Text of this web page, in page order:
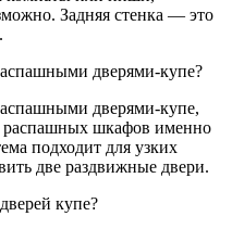
Задняя стенка — это
дверями-купе?
дверями-купе,
распашных шкафов именно
подходит для узких
две раздвижные двери.
купе?